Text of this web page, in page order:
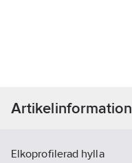
Artikelinformation
Elkoprofilerad hylla